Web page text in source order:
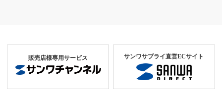
販売店様専用サービス サンワサプライ直営ECサイト